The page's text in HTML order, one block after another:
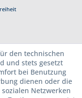
den technischen
und stets gesetzt
bei Benutzung
dienen oder die
Netzwerken